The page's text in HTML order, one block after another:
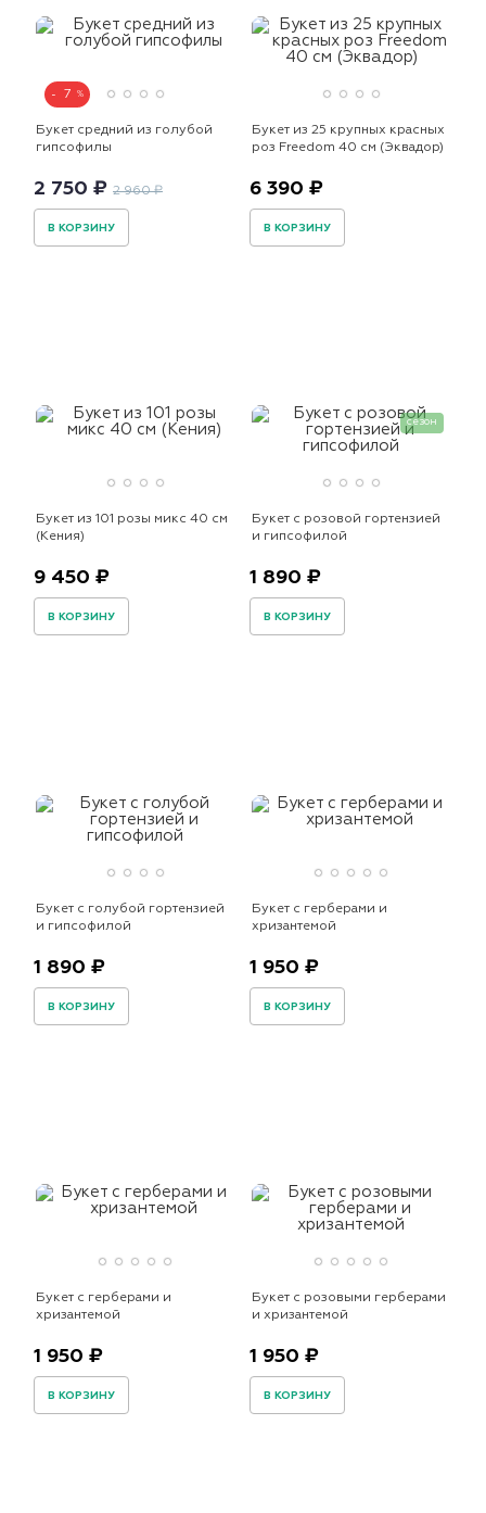
7
Букет средний из голубой
гипсофилы
2 750 ₽ 2 960 ₽
В КОРЗИНУ
Букет из 25 крупных красных
роз Freedom 40 см (Эквадор)
6 390 ₽
В КОРЗИНУ
Букет из 101 розы микс 40 см
(Кения)
9 450 ₽
В КОРЗИНУ
сезон
Букет с розовой гортензией
и гипсофилой
1 890 ₽
В КОРЗИНУ
Букет с голубой гортензией
и гипсофилой
1 890 ₽
В КОРЗИНУ
Букет с герберами и
хризантемой
1 950 ₽
В КОРЗИНУ
Букет с герберами и
хризантемой
1 950 ₽
В КОРЗИНУ
Букет с розовыми герберами
и хризантемой
1 950 ₽
В КОРЗИНУ